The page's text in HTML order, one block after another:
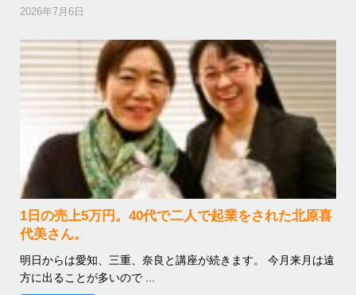
2026年7月6日
1日の売上5万円。40代で二人で起業をされた北原喜
代美さん。
明日からは愛知、三重、奈良と講座が続きます。 今月来月は遠
方に出ることが多いので ...